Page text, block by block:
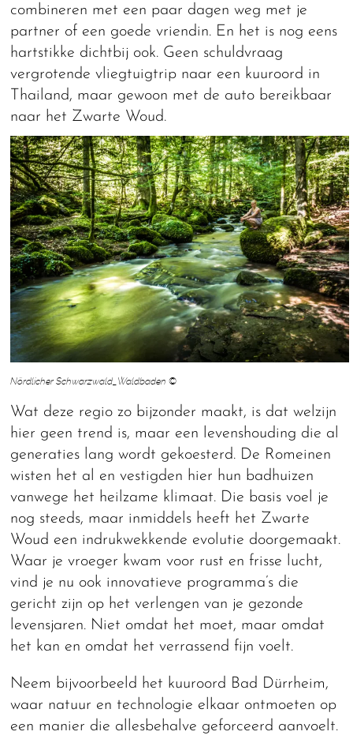
combineren met een paar dagen weg met je
partner of een goede vriendin. En het is nog eens
hartstikke dichtbij ook. Geen schuldvraag
vergrotende vliegtuigtrip naar een kuuroord in
Thailand, maar gewoon met de auto bereikbaar
naar het Zwarte Woud.
Nördlicher Schwarzwald_Waldbaden ©
Wat deze regio zo bijzonder maakt, is dat welzijn
hier geen trend is, maar een levenshouding die al
generaties lang wordt gekoesterd. De Romeinen
wisten het al en vestigden hier hun badhuizen
vanwege het heilzame klimaat. Die basis voel je
nog steeds, maar inmiddels heeft het Zwarte
Woud een indrukwekkende evolutie doorgemaakt.
Waar je vroeger kwam voor rust en frisse lucht,
vind je nu ook innovatieve programma’s die
gericht zijn op het verlengen van je gezonde
levensjaren. Niet omdat het moet, maar omdat
het kan en omdat het verrassend fijn voelt.
Neem bijvoorbeeld het kuuroord Bad Dürrheim,
waar natuur en technologie elkaar ontmoeten op
een manier die allesbehalve geforceerd aanvoelt.